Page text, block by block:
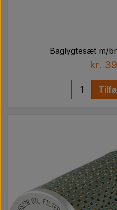
Baglygtesæt m/
kr.